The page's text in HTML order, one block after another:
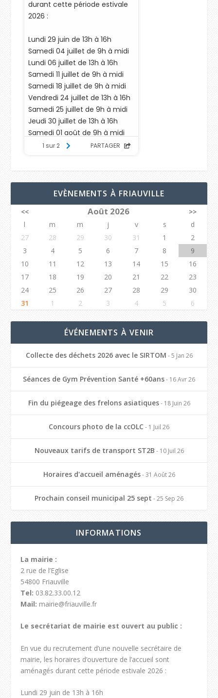
EVÈNEMENTS À FRIAUVILLE
<< Août 2026
>>
l
m m j v s
d
27
28 29 30 31 1
2
3
4 5 6 7 8
9
10
11 12 13 14 15
16
17
18 19 20 21 22
23
24
25 26 27 28 29
30
31
1 2 3 4 5 6
ÉVÉNEMENTS À VENIR
Collecte des déchets 2026 avec le SIRTOM - 5 Jan 26
Séances de Gym Prévention Santé +60ans- 16 Avr 26
Fin du piégeage des frelons asiatiques- 18 Juin 26
Concours photo de la ccOLC - 1 Juil 26
Nouveaux tarifs de transport ST2B - 10 Juil 26
Horaires d'accueil aménagés- 31 Août 26
Prochain conseil municipal 25 sept - 25 Sep 26
INFORMATIONS
La mairie :
2 rue de l’Eglise
54800 Friauville
Tel: 03.82.33.00.12
Mail: mairie@friauville.fr
Le secrétariat de mairie est ouvert au public :
En vue du recrutement d’une nouvelle secrétaire de
mairie, les horaires d’ouverture de l’accueil sont
aménagés durant cette période estivale 2026 :
Lundi 29 juin de 13h à 16h